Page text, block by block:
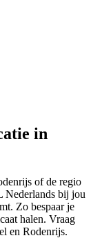
in
of de regio
Nederlands bij jou
Zo bespaar je
halen. Vraag
en Rodenrijs.